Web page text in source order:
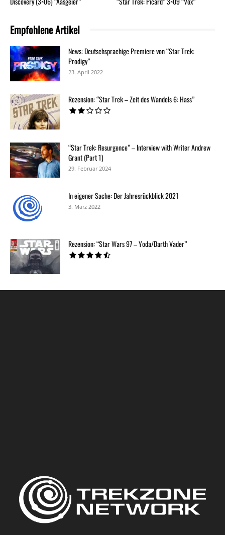
Empfohlene Artikel
News: Deutschsprachige Premiere von “Star Trek:
Prodigy”
23. April 2022
Rezension: “Star Trek – Zeit des Wandels 6: Hass”
“Star Trek: Resurgence” – Interview with Writer Andrew
Grant (Part 1)
29. Februar 2024
In eigener Sache: Der Jahresrückblick 2021
3. März 2022
Rezension: “Star Wars 97 – Yoda/Darth Vader”